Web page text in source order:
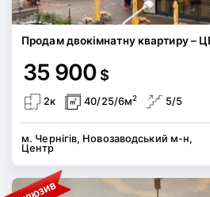
Продам двокімнатну квартиру –
35 900 $
2к 40/25/6м2 5/5
м. Чернігів, Новозаводський м-н,
Центр